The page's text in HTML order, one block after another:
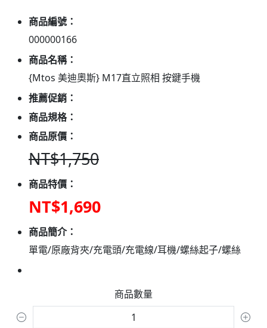
商品編號：
000000166
商品名稱：
{Mtos 美迪奧斯} M17直立照相 按鍵手機
推薦促銷：
商品規格：
商品原價：
NT$1,750
商品特價：
NT$1,690
商品簡介：
單電/原廠背夾/充電頭/充電線/耳機/螺絲起子/螺絲
商品數量